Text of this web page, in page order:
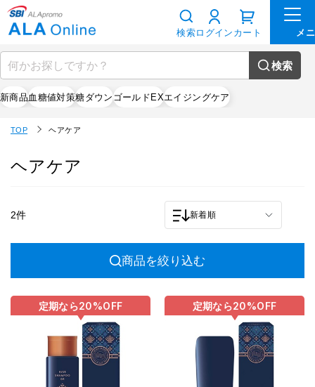
検索
新商品血糖値対策糖ダウンゴールドEXエイジングケア
検索ログイン カート
TOP ヘアケア
ヘアケア
2件 新着順
商品を絞り込む
定期なら20%OFF 定期なら20%OFF